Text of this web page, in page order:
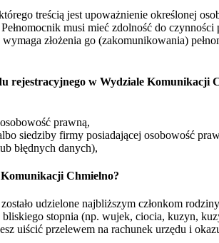
treścią jest upoważnienie określonej
musi mieć zdolność do
złożenia go (zakomunikowania)
rejestracyjnego w Wydziale Komunikacji
prawną,
siedziby firmy posiadającej osobowość
błędnych danych),
Komunikacji Chmielno?
udzielone najbliższym członkom
stopnia (np. wujek, ciocia, kuzyn,
uiścić przelewem na rachunek urzędu i